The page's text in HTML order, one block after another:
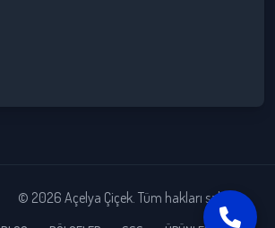
© 2026 Açelya Çiçek. Tüm hakları saklıdır.